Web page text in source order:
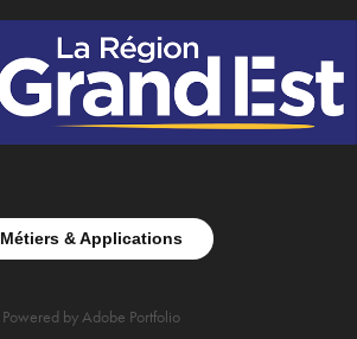
Métiers & Applications
Powered byAdobe Portfolio